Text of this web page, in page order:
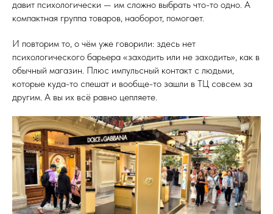
давит психологически — им сложно выбрать что-то одно. А
компактная группа товаров, наоборот, помогает.
И повторим то, о чём уже говорили: здесь нет
психологического барьера «заходить или не заходить», как в
обычный магазин. Плюс импульсный контакт с людьми,
которые куда-то спешат и вообще-то зашли в ТЦ совсем за
другим. А вы их всё равно цепляете.